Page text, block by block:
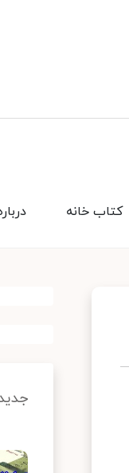
کتاب خانه